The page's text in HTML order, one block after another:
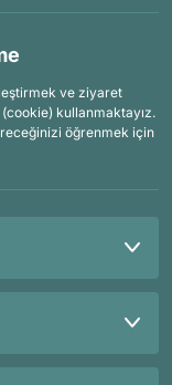
ve ziyaret
(cookie) kullanmaktayız.
öğrenmek için